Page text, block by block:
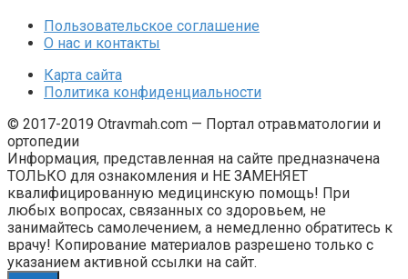
Пользовательское соглашение
О нас и контакты
Карта сайта
Политика конфиденциальности
© 2017-2019 Otravmah.com — Портал отравматологии и
ортопедии
Информация, представленная на сайте предназначена
ТОЛЬКО для ознакомления и НЕ ЗАМЕНЯЕТ
квалифицированную медицинскую помощь! При
любых вопросах, связанных со здоровьем, не
занимайтесь самолечением, а немедленно обратитесь к
врачу! Копирование материалов разрешено только с
указанием активной ссылки на сайт.